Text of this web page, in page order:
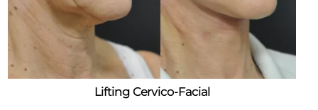
Lifting Cervico-Facial